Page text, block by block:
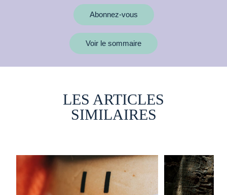
Abonnez-vous
Voir le sommaire
LES ARTICLES
SIMILAIRES